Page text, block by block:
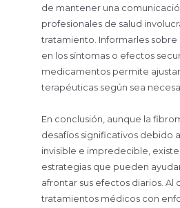
de mantener una
profesionales de salud
tratamiento. Informarles
en los síntomas o efectos
medicamentos permite
terapéuticas según sea
En conclusión, aunque la
desafíos significativos debido
invisible e impredecible,
estrategias que pueden
afrontar sus efectos diarios. Al
tratamientos médicos con